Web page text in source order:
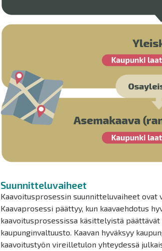
Suunnitteluvaiheet
Kaavoitusprosessin suunnitteluvaiheet
Kaavaprosessi päättyy, kun kaavaehdotus
kaavoitusprosessissa käsittelyistä
kaupunginvaltuusto. Kaavan hyväksyy
kaavoitustyön vireilletulon yhteydessä